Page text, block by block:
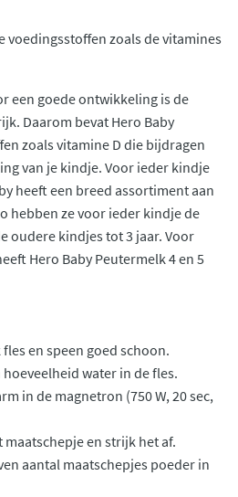
voedingsstoffen zoals de vitamines
een goede ontwikkeling is de
Daarom bevat Hero Baby
zoals vitamine D die bijdragen
van je kindje. Voor ieder kindje
heeft een breed assortiment aan
hebben ze voor ieder kindje de
oudere kindjes tot 3 jaar. Voor
Hero Baby Peutermelk 4 en 5
en speen goed schoon.
water in de fles.
in de magnetron (750 W, 20 sec,
en strijk het af.
aantal maatschepjes poeder in